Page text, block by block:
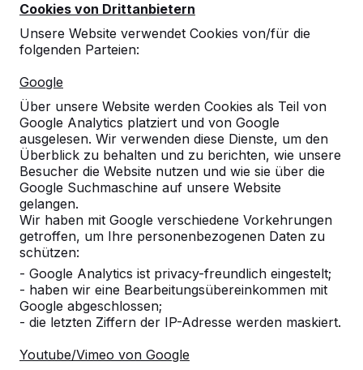
Cookies von Drittanbietern
Unsere Website verwendet Cookies von/für die
folgenden Parteien:
Google
Über unsere Website werden Cookies als Teil von
Google Analytics platziert und von Google
ausgelesen. Wir verwenden diese Dienste, um den
Überblick zu behalten und zu berichten, wie unsere
Besucher die Website nutzen und wie sie über die
Google Suchmaschine auf unsere Website
gelangen.
Wir haben mit Google verschiedene Vorkehrungen
getroffen, um Ihre personenbezogenen Daten zu
schützen:
- Google Analytics ist privacy-freundlich eingestelt;
- haben wir eine Bearbeitungsübereinkommen mit
Google abgeschlossen;
- die letzten Ziffern der IP-Adresse werden maskiert.
Youtube/Vimeo von Google
10
Es war die Erstbestellung, Fahrer verdient
eine 11 von 10, gerne wieder. Haltbarkeit im
schweren Einsatzgebiet wird getestet.